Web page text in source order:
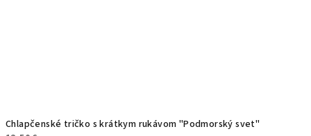
Chlapčenské tričko s krátkym rukávom "Podmorský svet"